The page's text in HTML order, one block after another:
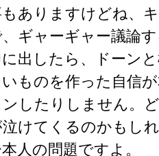
ありますけどね、
、ギャーギャー議論
に出したら、ドーン
いものを作った自信
ンしたりしません。
泣けてくるのかもし
人の問題ですよ。